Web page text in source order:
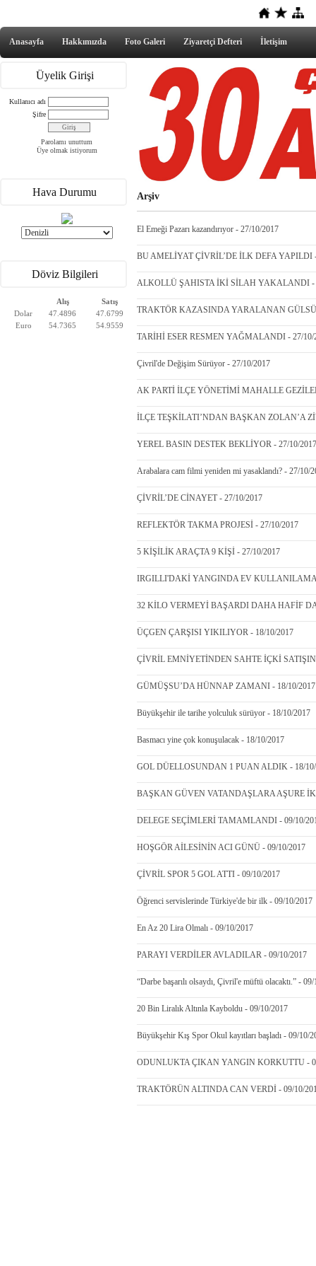
Anasayfa Hakkımızda Foto Galeri Ziyaretçi Defteri İletişim
Üyelik Girişi
Kullanıcı adı
Şifre
Parolamı unuttum
Üye olmak istiyorum
Hava Durumu
Döviz Bilgileri
Alış
Satış
Dolar
47.4896
47.6799
Euro
54.7365 54.9559
Arşiv
El Emeği Pazarı kazandırıyor - 27/10/2017
BU AMELİYAT ÇİVRİL’DE İLK DEFA YAPILDI
ALKOLLÜ ŞAHISTA İKİ SİLAH YAKALANDI -
TRAKTÖR KAZASINDA YARALANAN
TARİHİ ESER RESMEN YAĞMALANDI - 27/10/
Çivril'de Değişim Sürüyor - 27/10/2017
AK PARTİ İLÇE YÖNETİMİ MAHALLE
İLÇE TEŞKİLATI’NDAN BAŞKAN ZOLAN’A
YEREL BASIN DESTEK BEKLİYOR - 27/10/2017
Arabalara cam filmi yeniden mi yasaklandı? - 27/10/
ÇİVRİL’DE CİNAYET - 27/10/2017
REFLEKTÖR TAKMA PROJESİ - 27/10/2017
5 KİŞİLİK ARAÇTA 9 KİŞİ - 27/10/2017
IRGILLI'DAKİ YANGINDA EV
32 KİLO VERMEYİ BAŞARDI DAHA HAFİF
ÜÇGEN ÇARŞISI YIKILIYOR - 18/10/2017
ÇİVRİL EMNİYETİNDEN SAHTE İÇKİ
GÜMÜŞSU’DA HÜNNAP ZAMANI - 18/10/2017
Büyükşehir ile tarihe yolculuk sürüyor - 18/10/2017
Basmacı yine çok konuşulacak - 18/10/2017
GOL DÜELLOSUNDAN 1 PUAN ALDIK - 18/
BAŞKAN GÜVEN VATANDAŞLARA AŞURE
DELEGE SEÇİMLERİ TAMAMLANDI - 09/10/
HOŞGÖR AİLESİNİN ACI GÜNÜ - 09/10/2017
ÇİVRİL SPOR 5 GOL ATTI - 09/10/2017
Öğrenci servislerinde Türkiye'de bir ilk - 09/10/2017
En Az 20 Lira Olmalı - 09/10/2017
PARAYI VERDİLER AVLADILAR - 09/10/2017
“Darbe başarılı olsaydı, Çivril'e müftü olacaktı.” -
20 Bin Liralık Altınla Kayboldu - 09/10/2017
Büyükşehir Kış Spor Okul kayıtları başladı - 09/10/
ODUNLUKTA ÇIKAN YANGIN KORKUTTU -
TRAKTÖRÜN ALTINDA CAN VERDİ - 09/10/